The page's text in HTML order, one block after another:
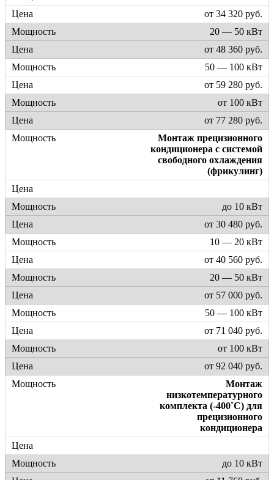
от 34 320 руб.
20 — 50 кВт
от 48 360 руб.
50 — 100 кВт
от 59 280 руб.
от 100 кВт
от 77 280 руб.
Монтаж прецизионного
кондиционера с системой
свободного охлаждения
(фрикулинг)
до 10 кВт
от 30 480 руб.
10 — 20 кВт
от 40 560 руб.
20 — 50 кВт
от 57 000 руб.
50 — 100 кВт
от 71 040 руб.
от 100 кВт
от 92 040 руб.
Монтаж
низкотемпературного
комплекта (-400˚C) для
прецизионного
кондиционера
до 10 кВт